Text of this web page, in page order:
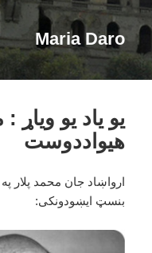
Maria Daro
یو یاد یو
هیواددوست
ارواښاد جان محمد پلار
بنسټ ایښودونکی: